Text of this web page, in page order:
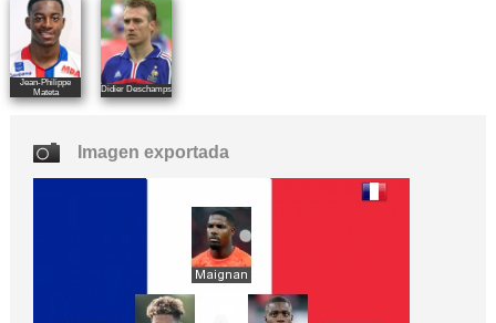
Jean-Philippe
Mateta
Didier Deschamps
Imagen exportada